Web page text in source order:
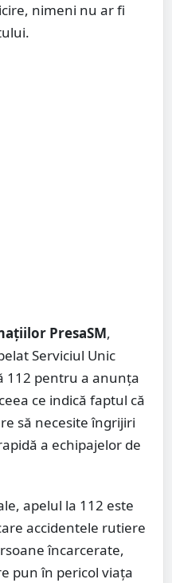
nimeni nu ar fi
PresaSM,
Serviciul Unic
112 pentru a anunța
ce indică faptul că
să necesite îngrijiri
a echipajelor de
apelul la 112 este
accidentele rutiere
încarcerate,
pun în pericol viața